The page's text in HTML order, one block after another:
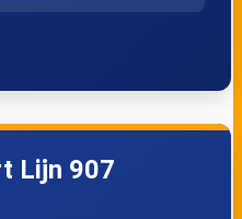
Kleine-Spouwen,
Riemsterweg
Lijn 907